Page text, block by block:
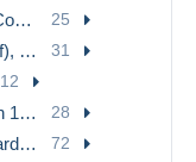
Endoume, Roucas, Corniche, Strände 25
Festung (Château d'If), Frioul, Inseln... 31
12
Kolonialausstellungen 1906 - 1922 28
Notre-Dame de la Garde, Aufzug und Marienfigur 72